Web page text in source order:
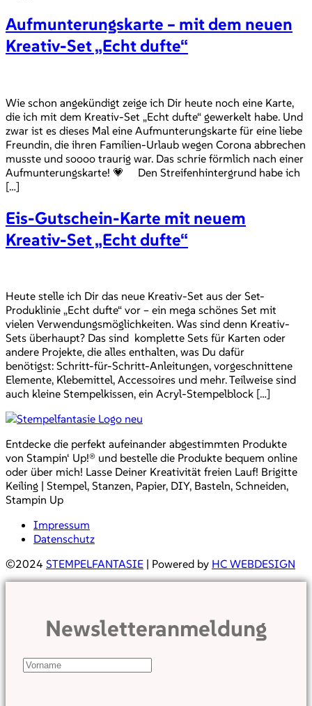
Aufmunterungskarte – mit dem neuen
Kreativ-Set „Echt dufte“
Wie schon angekündigt zeige ich Dir heute noch eine Karte,
die ich mit dem Kreativ-Set „Echt dufte“ gewerkelt habe. Und
zwar ist es dieses Mal eine Aufmunterungskarte für eine liebe
Freundin, die ihren Familien-Urlaub wegen Corona abbrechen
musste und soooo traurig war. Das schrie förmlich nach einer
Aufmunterungskarte! 💗 Den Streifenhintergrund habe ich
[…]
Eis-Gutschein-Karte mit neuem
Kreativ-Set „Echt dufte“
Heute stelle ich Dir das neue Kreativ-Set aus der Set-
Produklinie „Echt dufte“ vor – ein mega schönes Set mit
vielen Verwendungsmöglichkeiten. Was sind denn Kreativ-
Sets überhaupt? Das sind komplette Sets für Karten oder
andere Projekte, die alles enthalten, was Du dafür
benötigst: Schritt-für-Schritt-Anleitungen, vorgeschnittene
Elemente, Klebemittel, Accessoires und mehr. Teilweise sind
auch kleine Stempelkissen, ein Acryl-Stempelblock […]
Entdecke die perfekt aufeinander abgestimmten Produkte
von Stampin‘ Up!® und bestelle die Produkte bequem online
oder über mich! Lasse Deiner Kreativität freien Lauf! Brigitte
Keiling | Stempel, Stanzen, Papier, DIY, Basteln, Schneiden,
Stampin Up
Impressum
Datenschutz
©2024 STEMPELFANTASIE | Powered by HC WEBDESIGN
Newsletteranmeldung